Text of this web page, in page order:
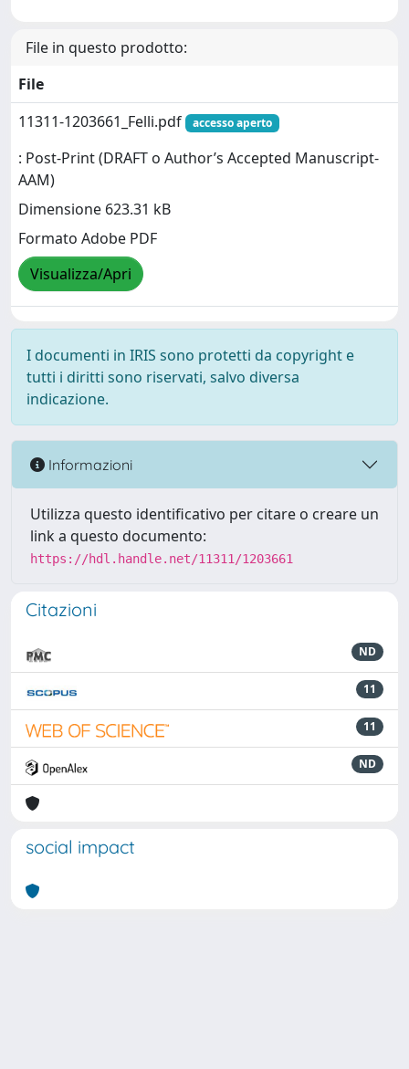
File in questo prodotto:
File
11311-1203661_Felli.pdf
accesso aperto
: Post-Print (DRAFT o Author’s Accepted Manuscript-
AAM)
Dimensione 623.31 kB
Formato Adobe PDF
Visualizza/Apri
I documenti in IRIS sono protetti da copyright e
tutti i diritti sono riservati, salvo diversa
indicazione.
Informazioni
Utilizza questo identificativo per citare o creare un
link a questo documento:
https://hdl.handle.net/11311/1203661
Citazioni
ND
11
11
ND
social impact